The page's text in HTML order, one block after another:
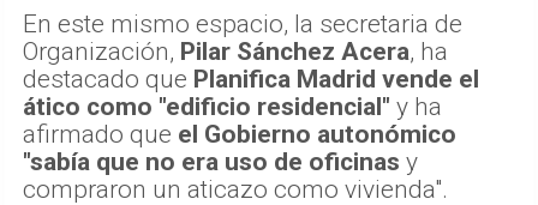
En este mismo espacio, la secretaria de
Organización, Pilar Sánchez Acera, ha
destacado que Planifica Madrid vende el
ático como "edificio residencial" y ha
afirmado que el Gobierno autonómico
"sabía que no era uso de oficinas y
compraron un aticazo como vivienda".